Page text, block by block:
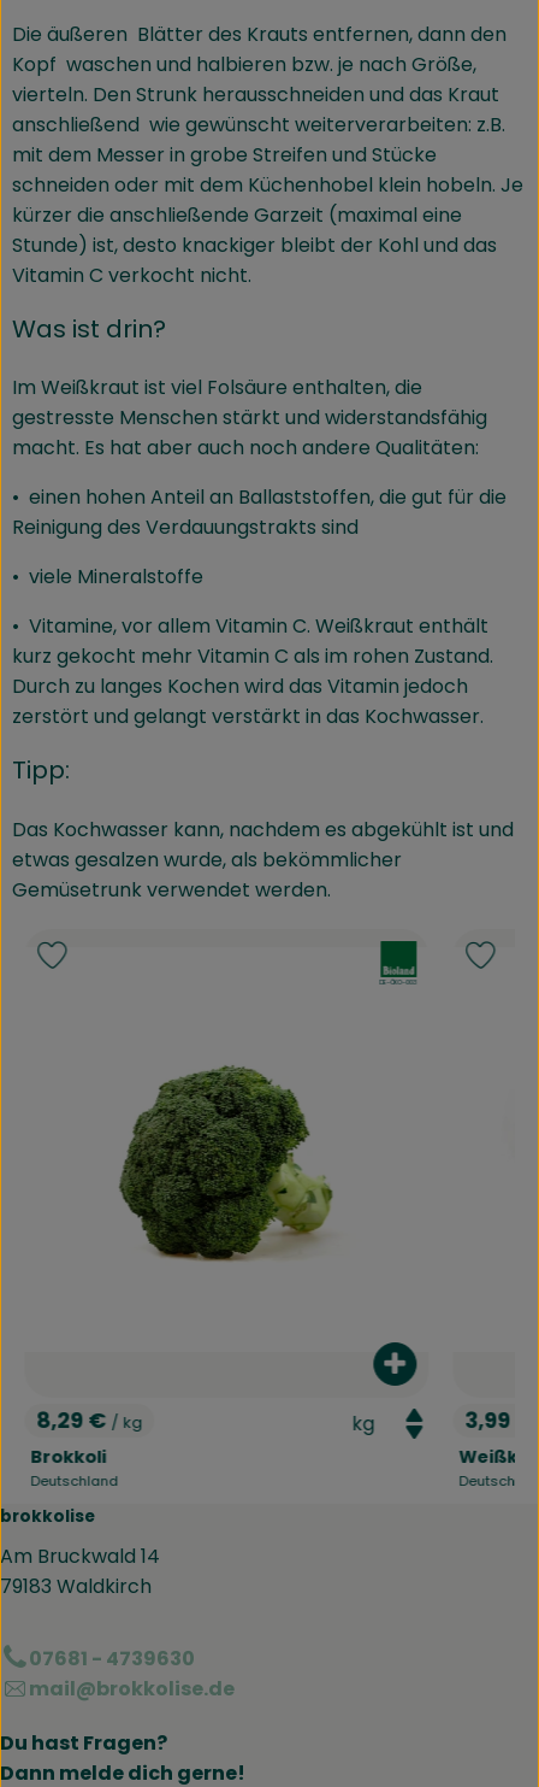
Die äußeren Blätter des Krauts entfernen, dann den
Kopf waschen und halbieren bzw. je nach Größe,
vierteln. Den Strunk herausschneiden und das Kraut
anschließend wie gewünscht weiterverarbeiten: z.B.
mit dem Messer in grobe Streifen und Stücke
schneiden oder mit dem Küchenhobel klein hobeln. Je
kürzer die anschließende Garzeit (maximal eine
Stunde) ist, desto knackiger bleibt der Kohl und das
Vitamin C verkocht nicht.
Was ist drin?
Im Weißkraut ist viel Folsäure enthalten, die
gestresste Menschen stärkt und widerstandsfähig
macht. Es hat aber auch noch andere Qualitäten:
• einen hohen Anteil an Ballaststoffen, die gut für die
Reinigung des Verdauungstrakts sind
• viele Mineralstoffe
• Vitamine, vor allem Vitamin C. Weißkraut enthält
kurz gekocht mehr Vitamin C als im rohen Zustand.
Durch zu langes Kochen wird das Vitamin jedoch
zerstört und gelangt verstärkt in das Kochwasser.
Tipp:
Das Kochwasser kann, nachdem es abgekühlt ist und
etwas gesalzen wurde, als bekömmlicher
Gemüsetrunk verwendet werden.
, Preis:
8,29 € / kg
Brokkoli
, Herkunft:
Deutschland
Produkt zum
, Kontrollstelle:
DE-ÖKO-003
Produkt zu Favouriten hinzufügen
, Preis:
3,99 €
, Herkunft:
brokkolise
Am Bruckwald 14
79183 Waldkirch
07681 - 4739630
mail@brokkolise.de
Du hast Fragen?
Dann melde dich gerne!